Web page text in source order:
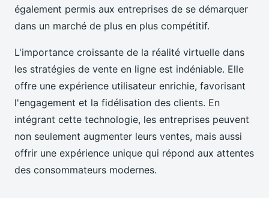
également permis aux entreprises de se démarquer
dans un marché de plus en plus compétitif.
L'importance croissante de la réalité virtuelle dans
les stratégies de vente en ligne est indéniable. Elle
offre une expérience utilisateur enrichie, favorisant
l'engagement et la fidélisation des clients. En
intégrant cette technologie, les entreprises peuvent
non seulement augmenter leurs ventes, mais aussi
offrir une expérience unique qui répond aux attentes
des consommateurs modernes.